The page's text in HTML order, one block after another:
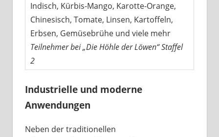
Indisch, Kürbis-Mango, Karotte-Orange,
Chinesisch, Tomate, Linsen, Kartoffeln,
Erbsen, Gemüsebrühe und viele mehr
Teilnehmer bei „Die Höhle der Löwen“ Staffel
2
Industrielle und moderne
Anwendungen
Neben der traditionellen